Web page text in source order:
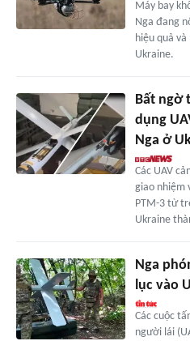
Máy bay
Nga đang
hiệu quả
Ukraine.
Bất ngờ
dụng
Nga ở
Các UAV
giao nhiệm
PTM-3 từ
Ukraine
Nga
lục vào
Các cuộc
người lái